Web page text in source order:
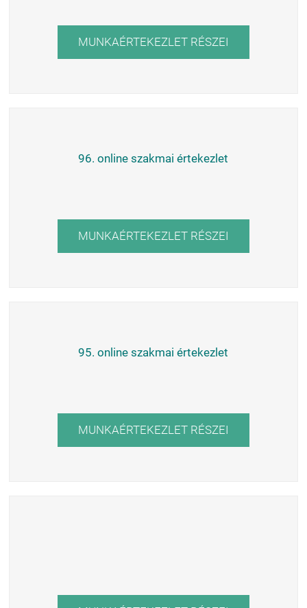
MUNKAÉRTEKEZLET RÉSZEI
96. online szakmai értekezlet
MUNKAÉRTEKEZLET RÉSZEI
95. online szakmai értekezlet
MUNKAÉRTEKEZLET RÉSZEI